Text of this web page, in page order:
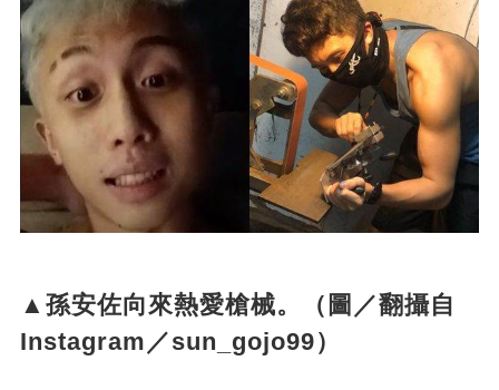
▲孫安佐向來熱愛槍械。（圖／翻攝自
Instagram／sun_gojo99）